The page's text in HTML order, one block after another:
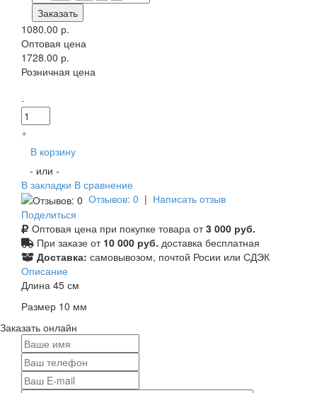
Заказать
1080.00 р.
Оптовая цена
1728.00 р.
Розничная цена
-
+
В корзину
- или -
В закладки В сравнение
Отзывов: 0 | Написать отзыв
Поделиться
Оптовая цена при покупке товара от3 000 руб.
При заказе от 10 000 руб. доставка бесплатная
Доставка: самовывозом, почтой Росии или СДЭК
Описание
Длина 45 см
Размер 10 мм
Заказать онлайн